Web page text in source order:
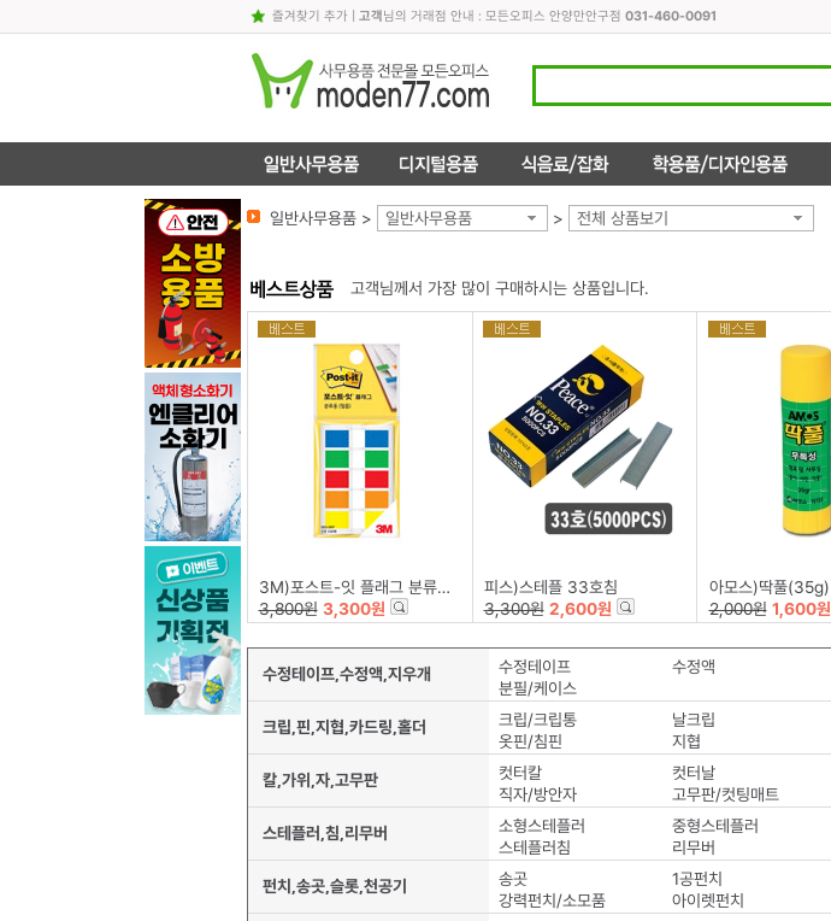
즐겨찾기 추가| 고객님의 거래점 안내 : 모든오피스 안양만안구점 031-460-0091
일반사무용품 > 일반사무용품 > 전체 상품보기
고객님께서 가장 많이 구매하시는 상품입니다.
3M)포스트-잇 플래그 분류용(필름/683-5KP/44*12mm)
3,800원 3,300원
피스)스테플 33호침
3,300원 2,600원
아모스)딱풀(35g)
2,000원 1,600원
수정테이프,수정액,지우개 수정테이프 수정액
분필/케이스
크립,핀,지협,카드링,홀더
크립/크립통 날크립
옷핀/침핀
지협
칼,가위,자,고무판
컷터칼 컷터날
직자/방안자
고무판/컷팅매트
스테플러,침,리무버
소형스테플러 중형스테플러
스테플러침
리무버
펀치,송곳,슬롯,천공기
송곳 1공펀치
강력펀치/소모품
아이렛펀치